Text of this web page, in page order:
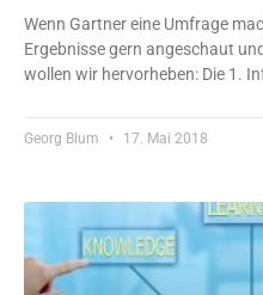
Wenn Gartner eine Umfrage
Ergebnisse gern angeschaut
wollen wir hervorheben: Die 1.
Georg Blum 17. Mai 2018